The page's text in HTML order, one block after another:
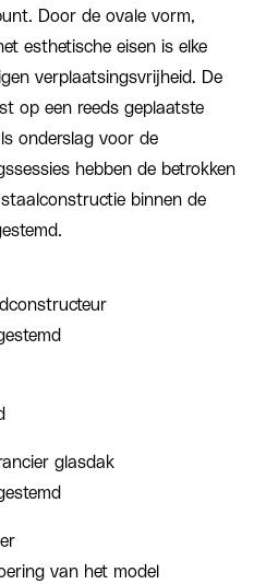
Door de ovale vorm,
esthetische eisen is elke
verplaatsingsvrijheid. De
op een reeds geplaatste
onderslag voor de
hebben de betrokken
binnen de
glasdak
van het model